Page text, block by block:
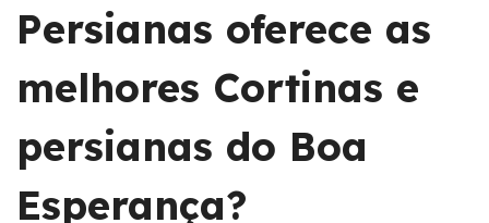
Persianas oferece as
melhores Cortinas e
persianas do Boa
Esperança?